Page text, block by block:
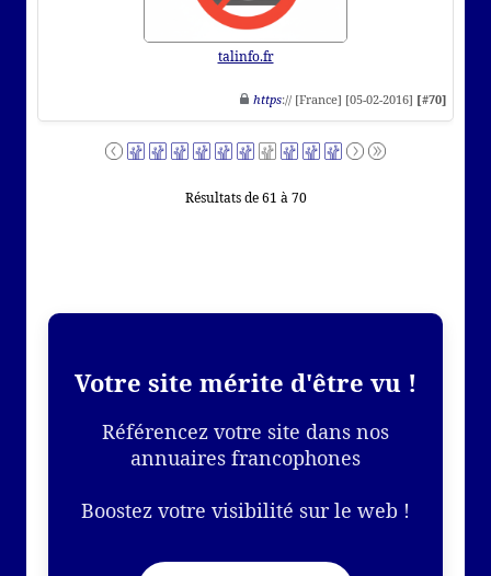
talinfo.fr
https:// [France] [05-02-2016] [#70]
Résultats de 61 à 70
Votre site mérite d'être vu !
Référencez votre site dans nos
annuaires francophones
Boostez votre visibilité sur le web !